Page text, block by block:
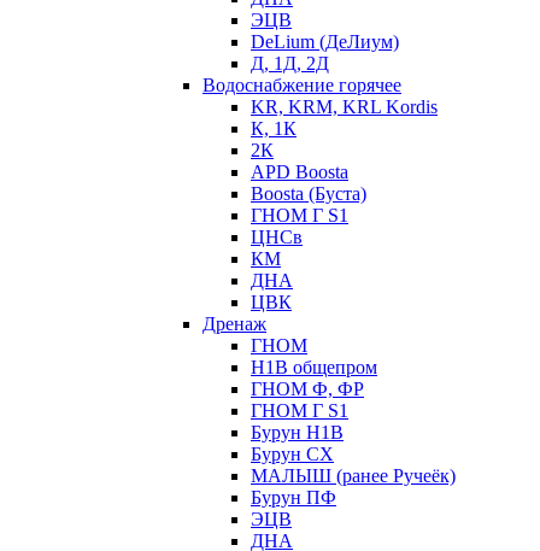
ЭЦВ
DeLium (ДеЛиум)
Д, 1Д, 2Д
Водоснабжение горячее
KR, KRM, KRL Kordis
К, 1К
2К
APD Boosta
Boosta (Буста)
ГНОМ Г S1
ЦНСв
КМ
ДНА
ЦВК
Дренаж
ГНОМ
Н1В общепром
ГНОМ Ф, ФР
ГНОМ Г S1
Бурун Н1В
Бурун СХ
МАЛЫШ (ранее Ручеёк)
Бурун ПФ
ЭЦВ
ДНА